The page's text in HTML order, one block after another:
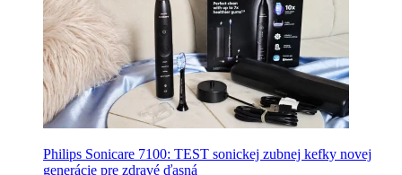
Philips Sonicare 7100: TEST sonickej zubnej kefky novej
generácie pre zdravé ďasná